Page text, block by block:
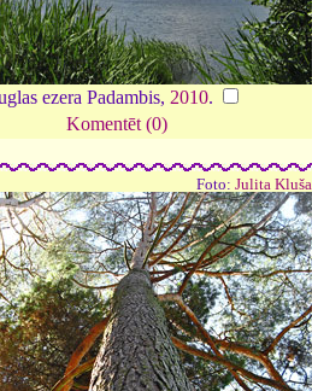
ezera Padambis, 2010.
Komentēt (0)
Foto: Julita Kluša